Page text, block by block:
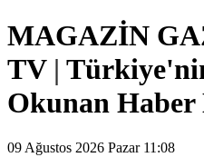
MAGAZİN
TV |
Okunan Haber
09 Ağustos 2026 Pazar 11:08